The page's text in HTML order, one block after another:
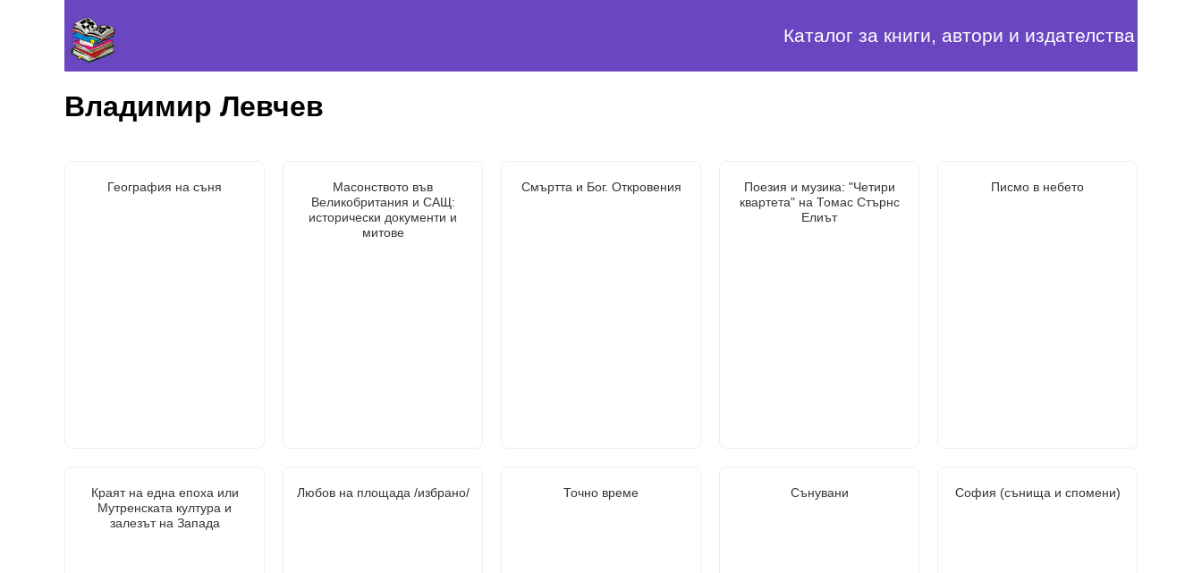
Каталог за книги, автори и издателства
Владимир Левчев
География на съня
Масонството във
Великобритания и САЩ:
исторически документи и
митове
Смъртта и Бог. Откровения
Поезия и музика: "Четири
квартета" на Томас Стърнс
Елиът
Писмо в небето
Краят на една епоха или
Мутренската култура и
залезът на Запада
Любов на площада /избрано/ Точно време Сънувани София (сънища и спомени)